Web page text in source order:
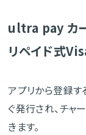
ultra pay カ
リペイド式
アプリから登録す
ぐ発行され、チャ
きます。